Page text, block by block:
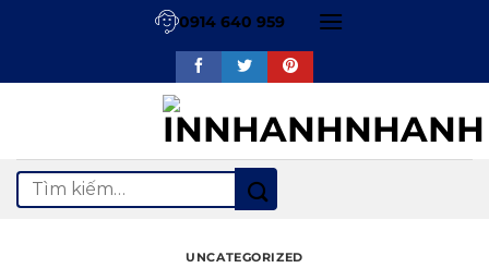
0914 640 959
Tìm
kiếm:
UNCATEGORIZED